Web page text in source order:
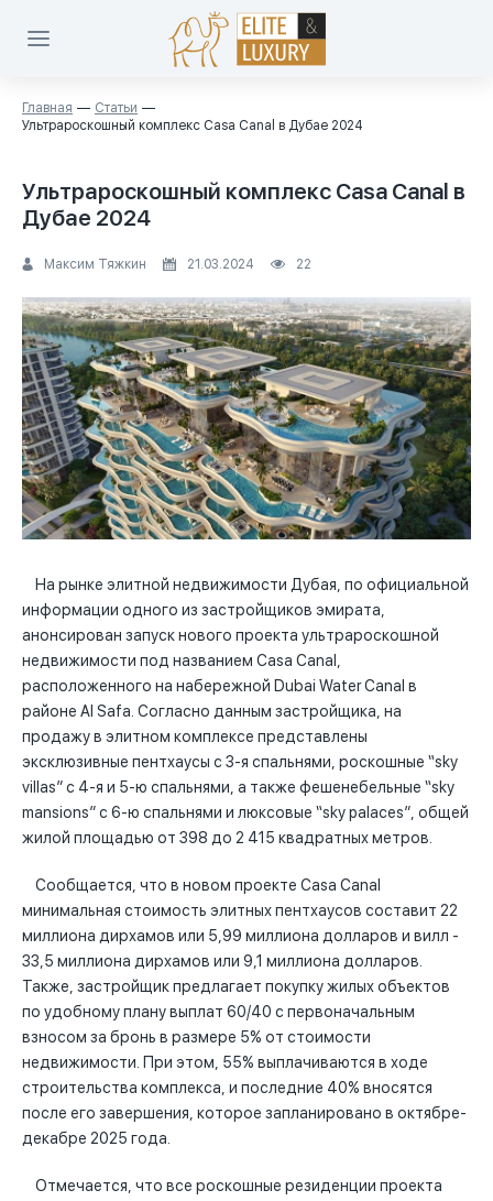
Главная
Статьи
Ультрароскошный комплекс Casa Canal в Дубае 2024
Ультрароскошный комплекс Casa Canal в
Дубае 2024
Максим Тяжкин 21.03.2024 22
На рынке элитной недвижимости Дубая, по официальной
информации одного из застройщиков эмирата,
анонсирован запуск нового проекта ультрароскошной
недвижимости под названием Casa Canal,
расположенного на набережной Dubai Water Canal в
районе Al Safa. Согласно данным застройщика, на
продажу в элитном комплексе представлены
эксклюзивные пентхаусы с 3-я спальнями, роскошные “sky
villas” с 4-я и 5-ю спальнями, а также фешенебельные “sky
mansions” с 6-ю спальнями и люксовые “sky palaces”, общей
жилой площадью от 398 до 2 415 квадратных метров.
Сообщается, что в новом проекте Casa Canal
минимальная стоимость элитных пентхаусов составит 22
миллиона дирхамов или 5,99 миллиона долларов и вилл -
33,5 миллиона дирхамов или 9,1 миллиона долларов.
Также, застройщик предлагает покупку жилых объектов
по удобному плану выплат 60/40 с первоначальным
взносом за бронь в размере 5% от стоимости
недвижимости. При этом, 55% выплачиваются в ходе
строительства комплекса, и последние 40% вносятся
после его завершения, которое запланировано в октябре-
декабре 2025 года.
Отмечается, что все роскошные резиденции проекта